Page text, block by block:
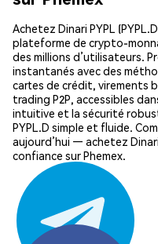
Achetez Dinari PYPL
plateforme de crypto-
des millions d’utilisateurs.
instantanés avec des
cartes de crédit, virements
trading P2P, accessibles
intuitive et la sécurité
PYPL.D simple et fluide.
aujourd’hui — achetez
confiance sur Phemex.